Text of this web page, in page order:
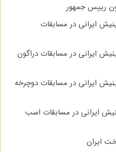
رییس جمهور
ایرانی در مسابقات
ایرانی در مسابقات دراگون
ایرانی در مسابقات دوچرخه
ایرانی در مسابقات اسب
ایران